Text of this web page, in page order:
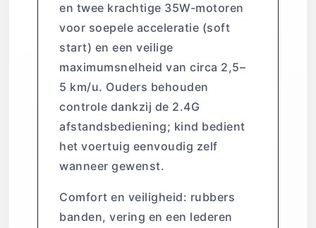
en twee krachtige 35W-motoren
voor soepele acceleratie (soft
start) en een veilige
maximumsnelheid van circa 2,5–
5 km/u. Ouders behouden
controle dankzij de 2.4G
afstandsbediening; kind bedient
het voertuig eenvoudig zelf
wanneer gewenst.
Comfort en veiligheid: rubbers
banden, vering en een lederen